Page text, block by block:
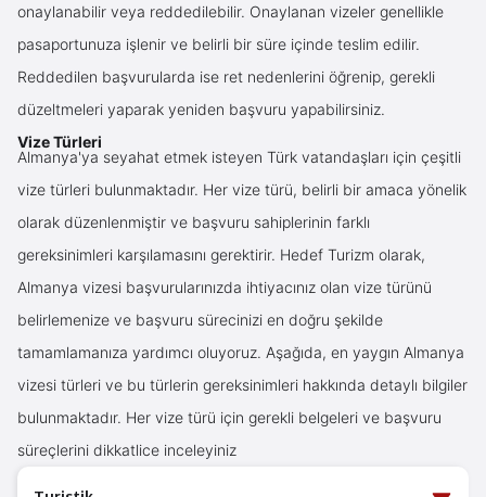
onaylanabilir veya reddedilebilir. Onaylanan vizeler genellikle
pasaportunuza işlenir ve belirli bir süre içinde teslim edilir.
Reddedilen başvurularda ise ret nedenlerini öğrenip, gerekli
düzeltmeleri yaparak yeniden başvuru yapabilirsiniz.
Vize Türleri
Almanya'ya seyahat etmek isteyen Türk vatandaşları için çeşitli
vize türleri bulunmaktadır. Her vize türü, belirli bir amaca yönelik
olarak düzenlenmiştir ve başvuru sahiplerinin farklı
gereksinimleri karşılamasını gerektirir. Hedef Turizm olarak,
Almanya vizesi başvurularınızda ihtiyacınız olan vize türünü
belirlemenize ve başvuru sürecinizi en doğru şekilde
tamamlamanıza yardımcı oluyoruz. Aşağıda, en yaygın Almanya
vizesi türleri ve bu türlerin gereksinimleri hakkında detaylı bilgiler
bulunmaktadır. Her vize türü için gerekli belgeleri ve başvuru
süreçlerini dikkatlice inceleyiniz